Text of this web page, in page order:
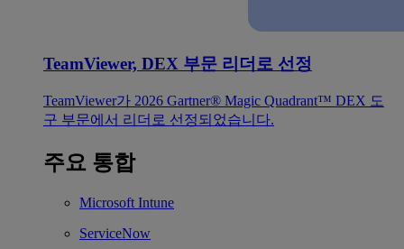
TeamViewer, DEX 부문 리더로 선정
TeamViewer가 2026 Gartner® Magic Quadrant™ DEX 도
구 부문에서 리더로 선정되었습니다.
주요 통합
Microsoft Intune
ServiceNow